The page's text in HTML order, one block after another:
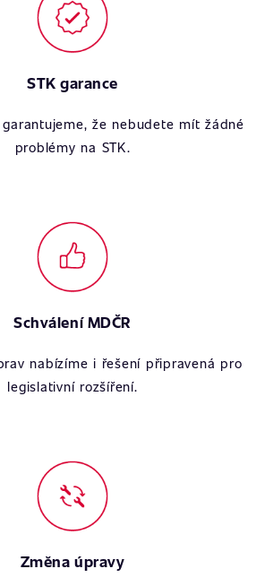
STK garance
že nebudete mít žádné
problémy na STK.
Schválení MDČR
nabízíme i řešení připravená pro
legislativní rozšíření.
Změna úpravy